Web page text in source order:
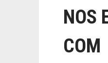
NOS
COM